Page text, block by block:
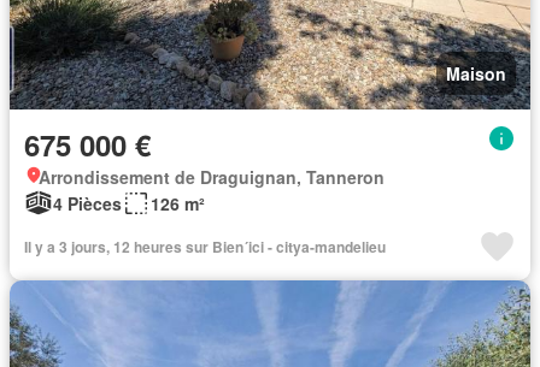
Maison
675 000 €
Arrondissement de Draguignan, Tanneron
4 Pièces
126 m²
Il y a 3 jours, 12 heures sur Bien´ici - citya-mandelieu